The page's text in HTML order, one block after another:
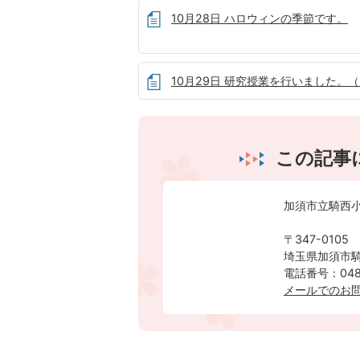
10月28日 ハロウィンの季節です。
10月29日 研究授業を行いました。
この記事
加須市立騎西
〒347-0105
埼玉県加須市
電話番号：
メールでのお